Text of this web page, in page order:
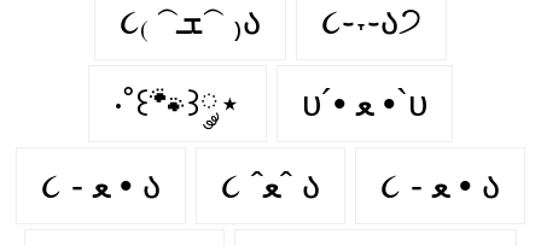
૮₍ 𝁽ܫ𝁽 ₎ა ૮֊˕֊ა੭
‧˚꒰🐾꒱༘⋆ υ´• ﻌ •`υ
૮ - ﻌ • ა⁩ ૮ ˆﻌˆ ა ૮ - ﻌ • ა